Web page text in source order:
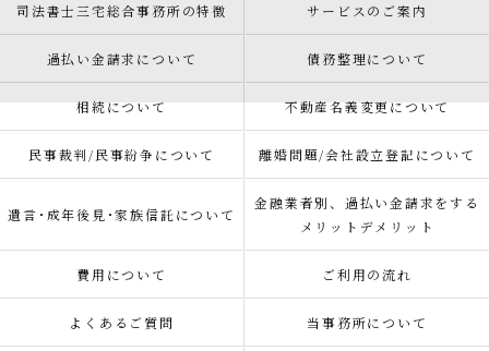
司法書士三宅総合事務所の特徴 サービスのご案内
過払い金請求について 債務整理について
相続について 不動産名義変更について
民事裁判/民事紛争について 離婚問題/会社設立登記について
遺言･成年後見･家族信託について
金融業者別、過払い金請求をする
メリットデメリット
費用について ご利用の流れ
よくあるご質問 当事務所について